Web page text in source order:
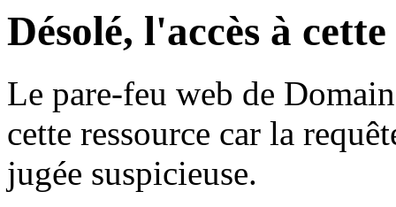
Désolé, l'accès à
Le pare-feu web de
cette ressource car la
jugée suspicieuse.